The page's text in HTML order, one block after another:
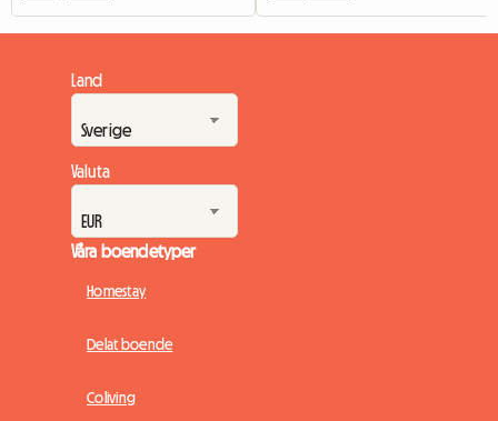
Land
Valuta
Våra boendetyper
Homestay
Delat boende
Coliving